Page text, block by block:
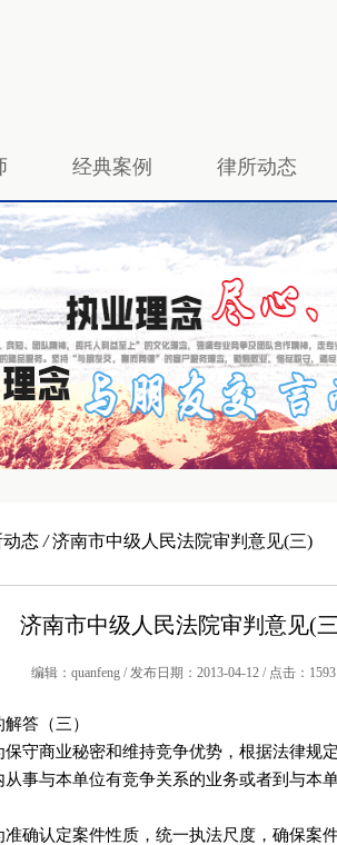
经典案例 律所动态
态 /济南市中级人民法院审判意见(三)
济南市中级人民法院审判意见(
编辑：quanfeng / 发布日期：2013-04-12 / 点击：1593
答（三）
守商业秘密和维持竞争优势，根据法律规
事与本单位有竞争关系的业务或者到与本
确认定案件性质，统一执法尺度，确保案